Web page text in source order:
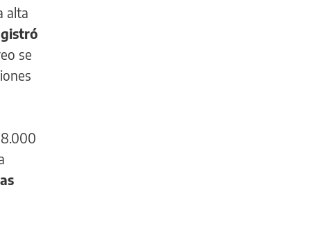
alta
se